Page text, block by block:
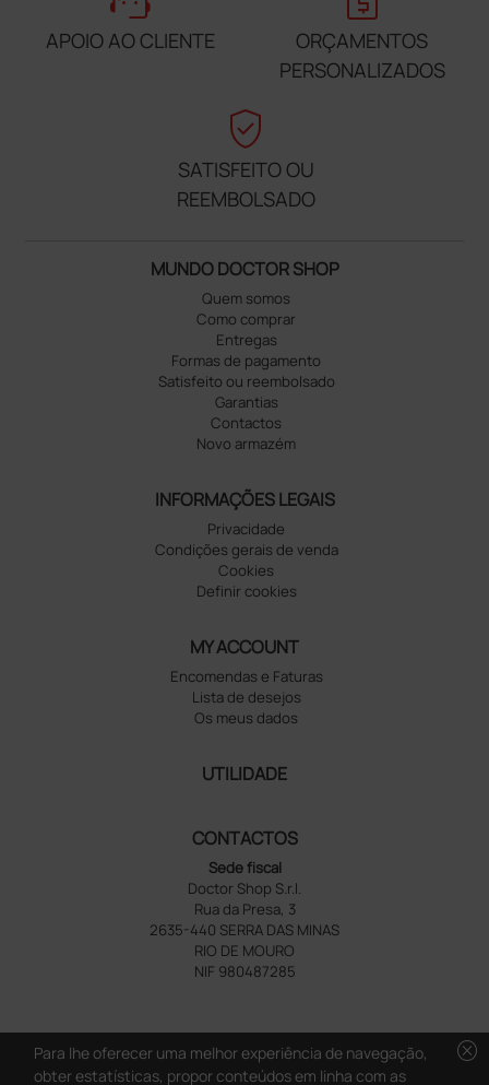
APOIO AO CLIENTE
ORÇAMENTOS
PERSONALIZADOS
verified_user
SATISFEITO OU
REEMBOLSADO
MUNDO DOCTOR SHOP
Quem somos
Como comprar
Entregas
Formas de pagamento
Satisfeito ou reembolsado
Garantias
Contactos
Novo armazém
INFORMAÇÕES LEGAIS
Privacidade
Condições gerais de venda
Cookies
Definir cookies
MY ACCOUNT
Encomendas e Faturas
Lista de desejos
Os meus dados
UTILIDADE
CONTACTOS
Sede fiscal
Doctor Shop S.r.l.
Rua da Presa, 3
2635-440 SERRA DAS MINAS
RIO DE MOURO
NIF 980487285
cancel
Para lhe oferecer uma melhor experiência de navegação,
obter estatísticas, propor conteúdos em linha com as